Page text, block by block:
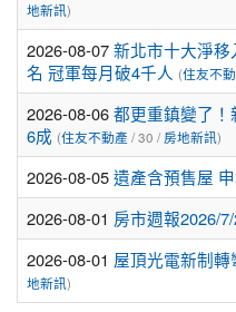
地新訊)
2026-08-07新北市十大淨
名 冠軍每月破4千人 (住友不
2026-08-06都更重鎮變了
6成 (住友不動產 / 30 / 房地新訊)
2026-08-05遺產含預售屋
2026-08-01 房市週報2026/
2026-08-01 屋頂光電新制
地新訊)